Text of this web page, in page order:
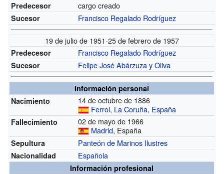
Predecesor cargo creado
Sucesor Francisco Regalado Rodríguez
19 de julio de 1951-25 de febrero de 1957
Predecesor Francisco Regalado Rodríguez
Sucesor Felipe José Abárzuza y Oliva
Información personal
Nacimiento
14 de octubre de 1886
Ferrol, La Coruña, España
Fallecimiento
02 de mayo de 1966
Madrid, España
Sepultura Panteón de Marinos Ilustres
Nacionalidad Española
Información profesional